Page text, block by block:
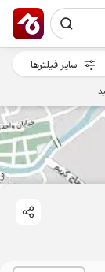
سایر فیلترها